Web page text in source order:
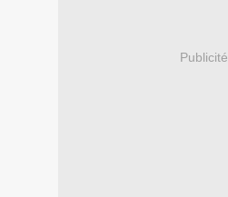
Publicité